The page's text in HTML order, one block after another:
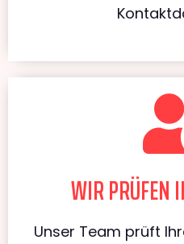
WIR PRÜFEN
Unser Team prüft